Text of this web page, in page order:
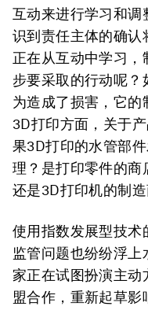
互动来进行学习和调
识到责任主体的确认
正在从互动中学习，
步要采取的行动呢？
为造成了损害，它的
3D打印方面，关于
果3D打印的水管部
理？是打印零件的商
还是3D打印机的制造
使用指数发展型技术
监管问题也纷纷浮
家正在试图扮演主动
盟合作，重新起草